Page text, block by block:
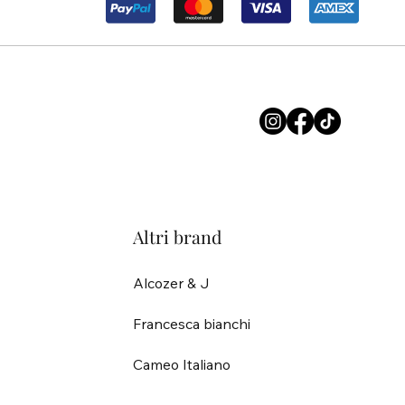
Altri brand
Alcozer & J
Francesca bianchi
Cameo Italiano